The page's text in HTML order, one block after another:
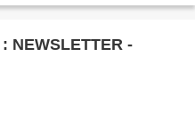
NEWSLETTER -